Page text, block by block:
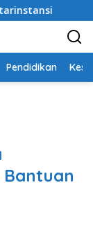
BPS: Dalam
Pendidikan